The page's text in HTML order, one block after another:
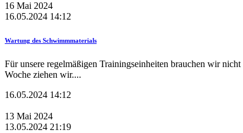
16 Mai 2024
16.05.2024 14:12
Wartung des Schwimmmaterials
Für unsere regelmäßigen Trainingseinheiten brauchen wir
Woche ziehen wir....
16.05.2024 14:12
13 Mai 2024
13.05.2024 21:19